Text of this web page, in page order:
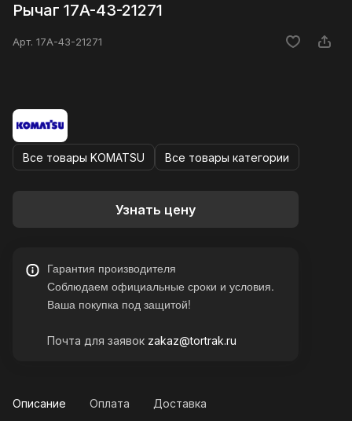
Рычаг 17A-43-21271
Арт. 17A-43-21271
Все товары KOMATSU Все товары категории
Узнать цену
Гарантия производителя
Соблюдаем официальные сроки и условия.
Ваша покупка под защитой!
Почта для заявок zakaz@tortrak.ru
Описание Оплата Доставка